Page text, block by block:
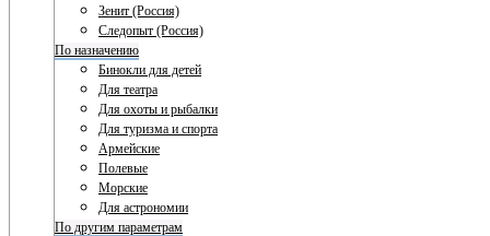
Зенит (Россия)
Следопыт (Россия)
По назначению
Бинокли для детей
Для театра
Для охоты и рыбалки
Для туризма и спорта
Армейские
Полевые
Морские
Для астрономии
По другим параметрам